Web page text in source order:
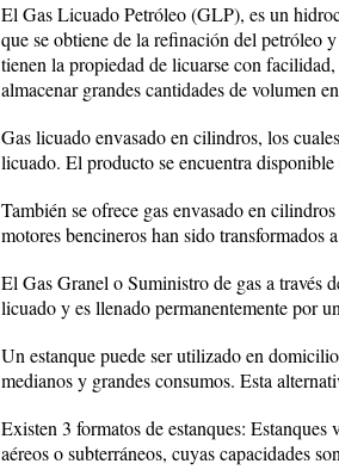
El Gas Licuado Petróleo (GLP), es un
que se obtiene de la refinación del petróleo
tienen la propiedad de licuarse con
almacenar grandes cantidades de volumen
Gas licuado envasado en cilindros, los
licuado. El producto se encuentra
También se ofrece gas envasado en
motores bencineros han sido transformados
El Gas Granel o Suministro de gas a través
licuado y es llenado permanentemente por
Un estanque puede ser utilizado en
medianos y grandes consumos. Esta
Existen 3 formatos de estanques:
aéreos o subterráneos, cuyas capacidades